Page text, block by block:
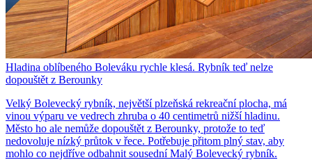
Hladina oblíbeného Boleváku rychle klesá. Rybník teď nelze
dopouštět z Berounky
Velký Bolevecký rybník, největší plzeňská rekreační plocha, má
vinou výparu ve vedrech zhruba o 40 centimetrů nižší hladinu.
Město ho ale nemůže dopouštět z Berounky, protože to teď
nedovoluje nízký průtok v řece. Potřebuje přitom plný stav, aby
mohlo co nejdříve odbahnit sousední Malý Bolevecký rybník.